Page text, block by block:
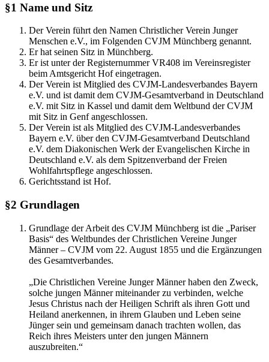
§1 Name und Sitz
Der Verein führt den Namen Christlicher Verein Junger
Menschen e.V., im Folgenden CVJM Münchberg genannt.
Er hat seinen Sitz in Münchberg.
Er ist unter der Registernummer VR408 im Vereinsregister
beim Amtsgericht Hof eingetragen.
Der Verein ist Mitglied des CVJM-Landesverbandes Bayern
e.V. und ist damit dem CVJM-Gesamtverband in Deutschland
e.V. mit Sitz in Kassel und damit dem Weltbund der CVJM
mit Sitz in Genf angeschlossen.
Der Verein ist als Mitglied des CVJM-Landesverbandes
Bayern e.V. über den CVJM-Gesamtverband Deutschland
e.V. dem Diakonischen Werk der Evangelischen Kirche in
Deutschland e.V. als dem Spitzenverband der Freien
Wohlfahrtspflege angeschlossen.
Gerichtsstand ist Hof.
§2 Grundlagen
Grundlage der Arbeit des CVJM Münchberg ist die „Pariser
Basis“ des Weltbundes der Christlichen Vereine Junger
Männer – CVJM vom 22. August 1855 und die Ergänzungen
des Gesamtverbandes.
„Die Christlichen Vereine Junger Männer haben den Zweck,
solche jungen Männer miteinander zu verbinden, welche
Jesus Christus nach der Heiligen Schrift als ihren Gott und
Heiland anerkennen, in ihrem Glauben und Leben seine
Jünger sein und gemeinsam danach trachten wollen, das
Reich ihres Meisters unter den jungen Männern
auszubreiten.“